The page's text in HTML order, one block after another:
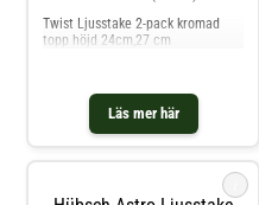
Läs mer här
Twist Ljusstake 2-pack kromad
topp höjd 24cm,27 cm